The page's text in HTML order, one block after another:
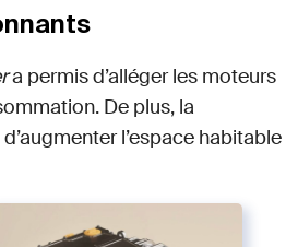
a permis d’alléger les moteurs
De plus, la
l’espace habitable